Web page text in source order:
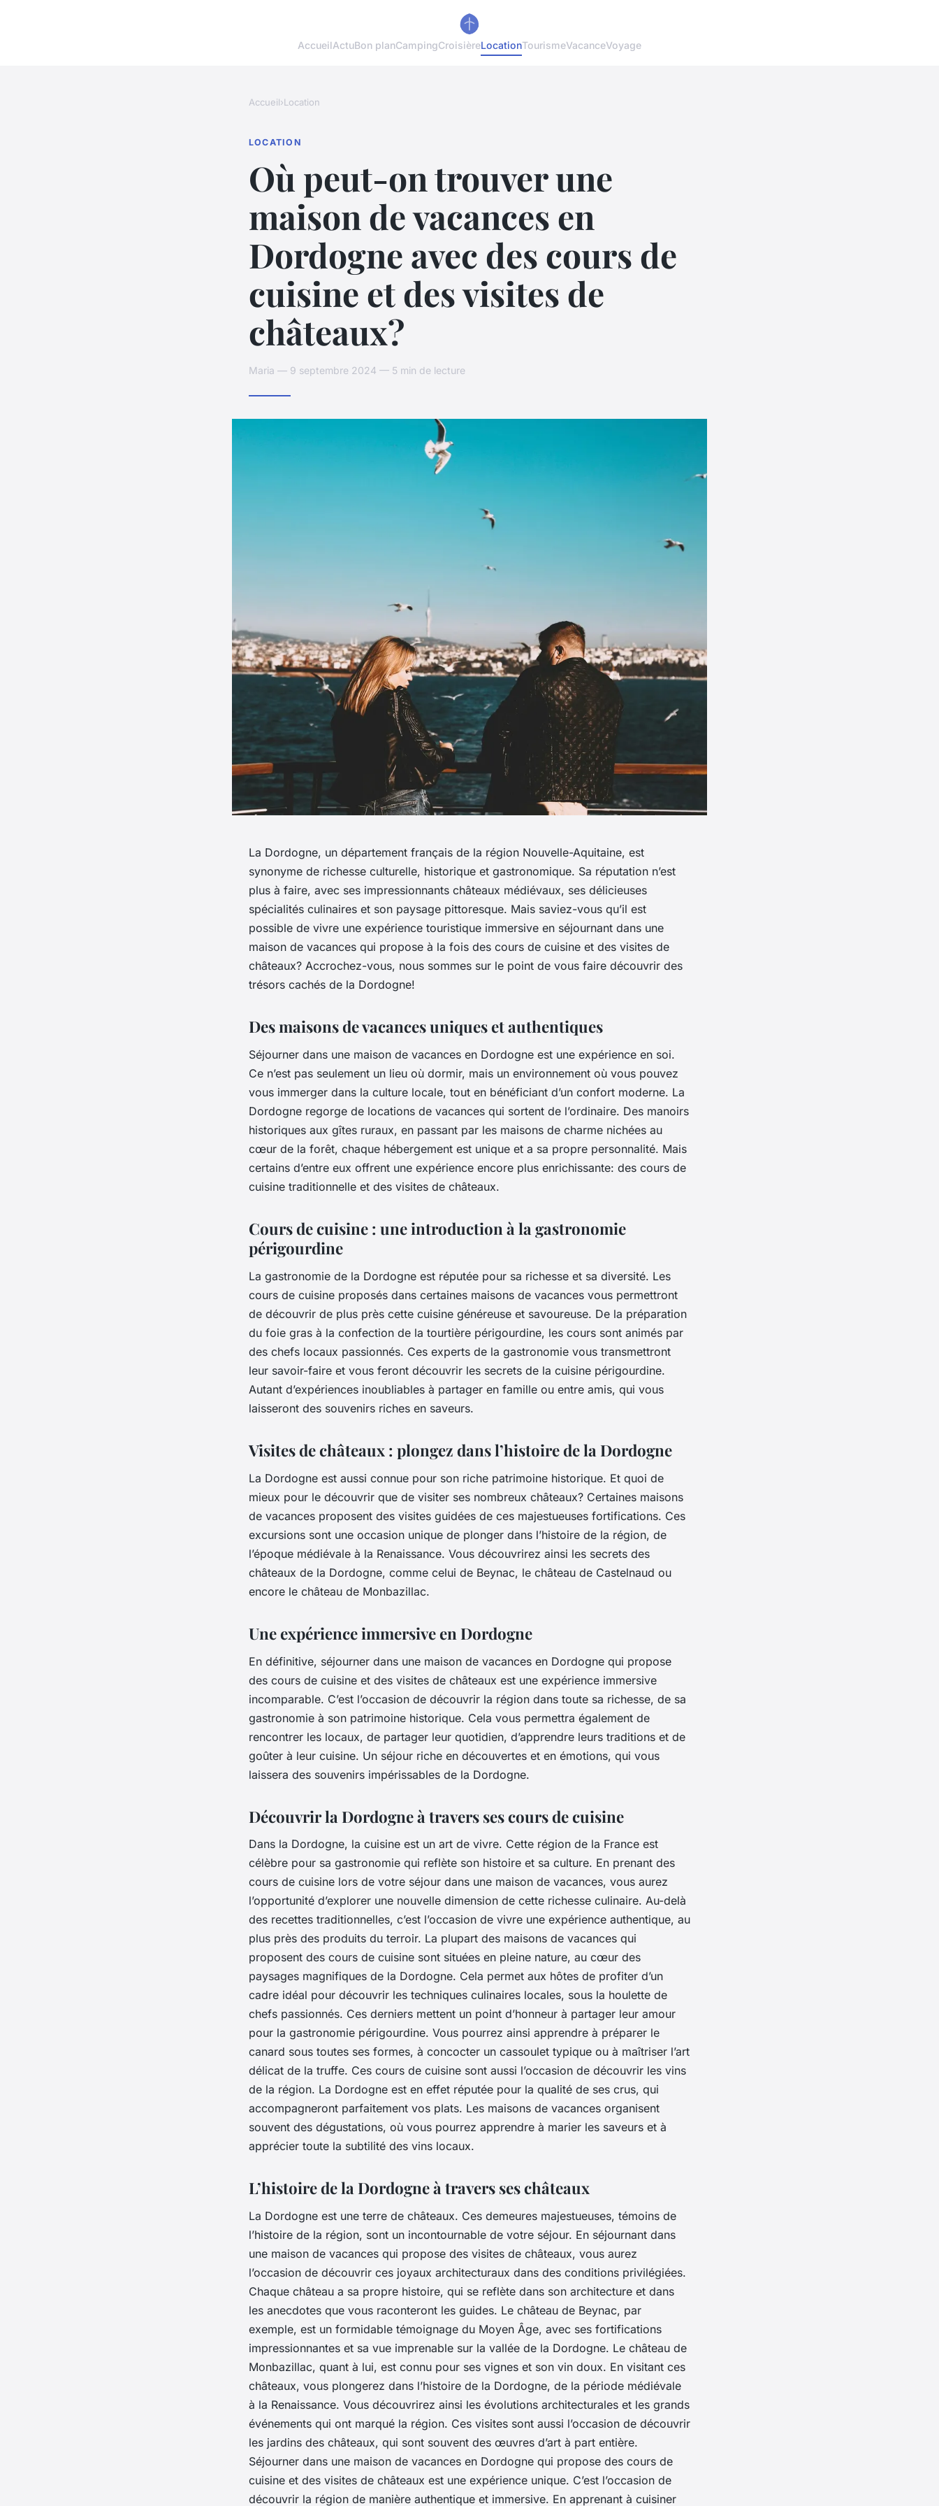
AccueilActuBon planCampingCroisièreLocationTourismeVacanceVoyage
Accueil›Location
LOCATION
Où peut-on trouver une
maison de vacances en
Dordogne avec des cours de
cuisine et des visites de
châteaux?
Maria — 9 septembre 2024 — 5 min de lecture
La Dordogne, un département français de la région Nouvelle-Aquitaine, est
synonyme de richesse culturelle, historique et gastronomique. Sa réputation n’est
plus à faire, avec ses impressionnants châteaux médiévaux, ses délicieuses
spécialités culinaires et son paysage pittoresque. Mais saviez-vous qu’il est
possible de vivre une expérience touristique immersive en séjournant dans une
maison de vacances qui propose à la fois des cours de cuisine et des visites de
châteaux? Accrochez-vous, nous sommes sur le point de vous faire découvrir des
trésors cachés de la Dordogne!
Des maisons de vacances uniques et authentiques
Séjourner dans une maison de vacances en Dordogne est une expérience en soi.
Ce n’est pas seulement un lieu où dormir, mais un environnement où vous pouvez
vous immerger dans la culture locale, tout en bénéficiant d’un confort moderne. La
Dordogne regorge de locations de vacances qui sortent de l’ordinaire. Des manoirs
historiques aux gîtes ruraux, en passant par les maisons de charme nichées au
cœur de la forêt, chaque hébergement est unique et a sa propre personnalité. Mais
certains d’entre eux offrent une expérience encore plus enrichissante: des cours de
cuisine traditionnelle et des visites de châteaux.
Cours de cuisine : une introduction à la gastronomie
périgourdine
La gastronomie de la Dordogne est réputée pour sa richesse et sa diversité. Les
cours de cuisine proposés dans certaines maisons de vacances vous permettront
de découvrir de plus près cette cuisine généreuse et savoureuse. De la préparation
du foie gras à la confection de la tourtière périgourdine, les cours sont animés par
des chefs locaux passionnés. Ces experts de la gastronomie vous transmettront
leur savoir-faire et vous feront découvrir les secrets de la cuisine périgourdine.
Autant d’expériences inoubliables à partager en famille ou entre amis, qui vous
laisseront des souvenirs riches en saveurs.
Visites de châteaux : plongez dans l’histoire de la Dordogne
La Dordogne est aussi connue pour son riche patrimoine historique. Et quoi de
mieux pour le découvrir que de visiter ses nombreux châteaux? Certaines maisons
de vacances proposent des visites guidées de ces majestueuses fortifications. Ces
excursions sont une occasion unique de plonger dans l’histoire de la région, de
l’époque médiévale à la Renaissance. Vous découvrirez ainsi les secrets des
châteaux de la Dordogne, comme celui de Beynac, le château de Castelnaud ou
encore le château de Monbazillac.
Une expérience immersive en Dordogne
En définitive, séjourner dans une maison de vacances en Dordogne qui propose
des cours de cuisine et des visites de châteaux est une expérience immersive
incomparable. C’est l’occasion de découvrir la région dans toute sa richesse, de sa
gastronomie à son patrimoine historique. Cela vous permettra également de
rencontrer les locaux, de partager leur quotidien, d’apprendre leurs traditions et de
goûter à leur cuisine. Un séjour riche en découvertes et en émotions, qui vous
laissera des souvenirs impérissables de la Dordogne.
Découvrir la Dordogne à travers ses cours de cuisine
Dans la Dordogne, la cuisine est un art de vivre. Cette région de la France est
célèbre pour sa gastronomie qui reflète son histoire et sa culture. En prenant des
cours de cuisine lors de votre séjour dans une maison de vacances, vous aurez
l’opportunité d’explorer une nouvelle dimension de cette richesse culinaire. Au-delà
des recettes traditionnelles, c’est l’occasion de vivre une expérience authentique, au
plus près des produits du terroir. La plupart des maisons de vacances qui
proposent des cours de cuisine sont situées en pleine nature, au cœur des
paysages magnifiques de la Dordogne. Cela permet aux hôtes de profiter d’un
cadre idéal pour découvrir les techniques culinaires locales, sous la houlette de
chefs passionnés. Ces derniers mettent un point d’honneur à partager leur amour
pour la gastronomie périgourdine. Vous pourrez ainsi apprendre à préparer le
canard sous toutes ses formes, à concocter un cassoulet typique ou à maîtriser l’art
délicat de la truffe. Ces cours de cuisine sont aussi l’occasion de découvrir les vins
de la région. La Dordogne est en effet réputée pour la qualité de ses crus, qui
accompagneront parfaitement vos plats. Les maisons de vacances organisent
souvent des dégustations, où vous pourrez apprendre à marier les saveurs et à
apprécier toute la subtilité des vins locaux.
L’histoire de la Dordogne à travers ses châteaux
La Dordogne est une terre de châteaux. Ces demeures majestueuses, témoins de
l’histoire de la région, sont un incontournable de votre séjour. En séjournant dans
une maison de vacances qui propose des visites de châteaux, vous aurez
l’occasion de découvrir ces joyaux architecturaux dans des conditions privilégiées.
Chaque château a sa propre histoire, qui se reflète dans son architecture et dans
les anecdotes que vous raconteront les guides. Le château de Beynac, par
exemple, est un formidable témoignage du Moyen Âge, avec ses fortifications
impressionnantes et sa vue imprenable sur la vallée de la Dordogne. Le château de
Monbazillac, quant à lui, est connu pour ses vignes et son vin doux. En visitant ces
châteaux, vous plongerez dans l’histoire de la Dordogne, de la période médiévale
à la Renaissance. Vous découvrirez ainsi les évolutions architecturales et les grands
événements qui ont marqué la région. Ces visites sont aussi l’occasion de découvrir
les jardins des châteaux, qui sont souvent des œuvres d’art à part entière.
Séjourner dans une maison de vacances en Dordogne qui propose des cours de
cuisine et des visites de châteaux est une expérience unique. C’est l’occasion de
découvrir la région de manière authentique et immersive. En apprenant à cuisiner